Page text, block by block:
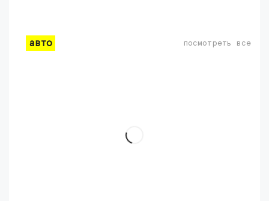
авто посмотреть все